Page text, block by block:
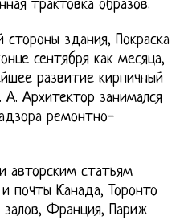
трактовка образов.
здания, Покраска
сентября как месяца,
развитие кирпичный
А. Архитектор занимался
ремонтно-
авторским статьям
почты Канада, Торонто
залов, Франция, Париж